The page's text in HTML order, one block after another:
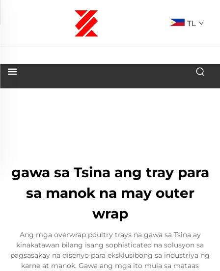
TL
gawa sa Tsina ang tray para
sa manok na may outer
wrap
Ang mga overwrap poultry trays na gawa sa Tsina ay
kinakatawan bilang isang sophisticated na solusyon sa
pagsasakay na disenyo para eksklusibong sa industriya ng
karne at manok. Gawa ang mga ito mula sa mataas